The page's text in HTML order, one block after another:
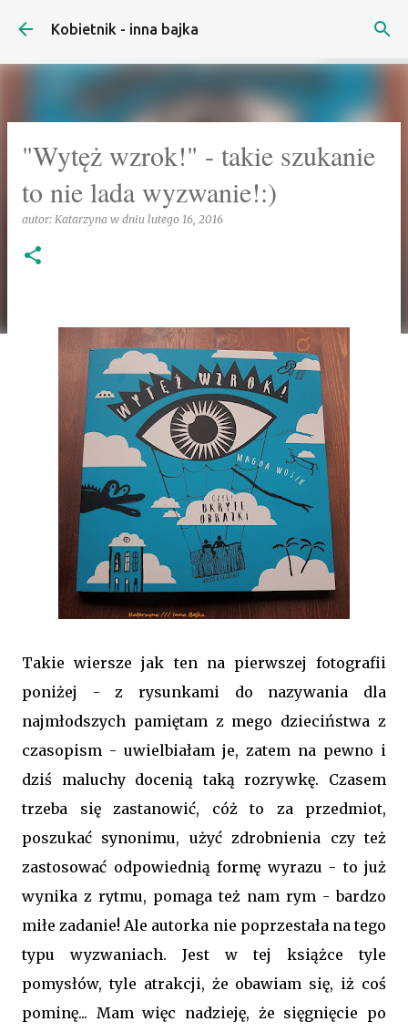
Przejdź do głównej zawartości
Kobietnik - inna bajka
"Wytęż wzrok!" - takie szukanie
to nie lada wyzwanie!:)
autor: Katarzyna w dniu lutego 16, 2016
Takie wiersze jak ten na pierwszej fotografii
poniżej - z rysunkami do nazywania dla
najmłodszych pamiętam z mego dzieciństwa z
czasopism - uwielbiałam je, zatem na pewno i
dziś maluchy docenią taką rozrywkę. Czasem
trzeba się zastanowić, cóż to za przedmiot,
poszukać synonimu, użyć zdrobnienia czy też
zastosować odpowiednią formę wyrazu - to już
wynika z rytmu, pomaga też nam rym - bardzo
miłe zadanie! Ale autorka nie poprzestała na tego
typu wyzwaniach. Jest w tej książce tyle
pomysłów, tyle atrakcji, że obawiam się, iż coś
pominę... Mam więc nadzieję, że sięgnięcie po